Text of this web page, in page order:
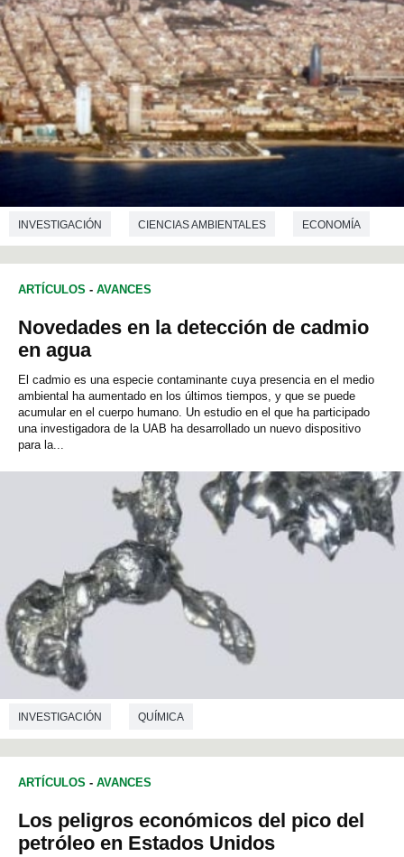
INVESTIGACIÓN CIENCIAS AMBIENTALES ECONOMÍA
GEOGRAFÍA
ARTÍCULOS - AVANCES
Novedades en la detección de cadmio
en agua
El cadmio es una especie contaminante cuya presencia en el medio
ambiental ha aumentado en los últimos tiempos, y que se puede
acumular en el cuerpo humano. Un estudio en el que ha participado
una investigadora de la UAB ha desarrollado un nuevo dispositivo
para la...
INVESTIGACIÓN QUÍMICA
ARTÍCULOS - AVANCES
Los peligros económicos del pico del
petróleo en Estados Unidos